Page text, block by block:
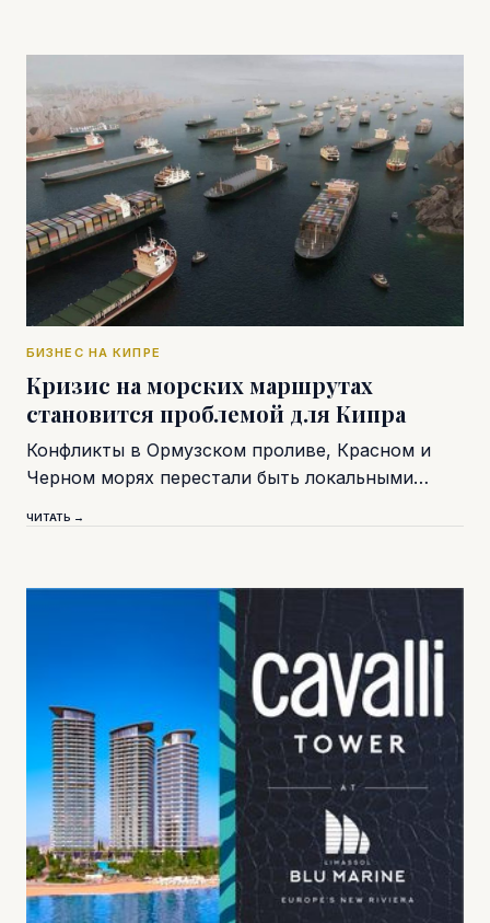
БИЗНЕС НА КИПРЕ
Кризис на морских маршрутах
становится проблемой для Кипра
Конфликты в Ормузском проливе, Красном и
Черном морях перестали быть локальными…
ЧИТАТЬ →